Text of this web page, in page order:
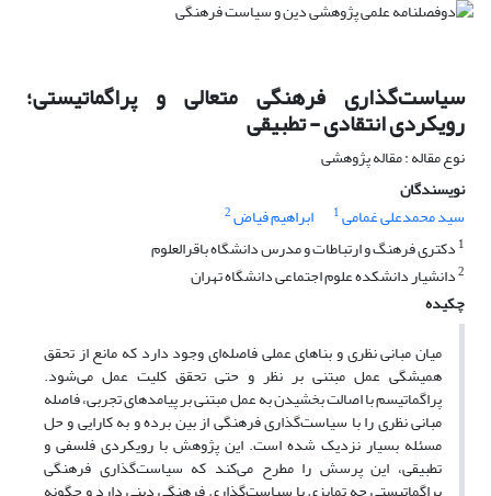
سیاست‌گذاری فرهنگی متعالی و پراگماتیستی؛
رویکردی انتقادی - تطبیقی
نوع مقاله : مقاله پژوهشی
نویسندگان
سید محمدعلی غمامی1 ابراهیم فیاض2
1 دکتری فرهنگ و ارتباطات و مدرس دانشگاه باقرالعلوم
2دانشیار دانشکده علوم اجتماعی دانشگاه تهران
چکیده
میان مبانی نظری و بناهای عملی فاصله‌ای وجود دارد که مانع از تحقق
همیشگی عمل مبتنی بر نظر و حتی تحقق کلیت عمل می‌شود.
پراگماتیسم با اصالت بخشیدن به عمل مبتنی بر پیامدهای تجربی، فاصله
مبانی نظری را با سیاست‌گذاری فرهنگی از بین برده و به کارایی و حل
مسئله بسیار نزدیک شده است. این پژوهش با رویکردی فلسفی و
تطبیقی، این پرسش را مطرح می‌کند که سیاست‌گذاری فرهنگی